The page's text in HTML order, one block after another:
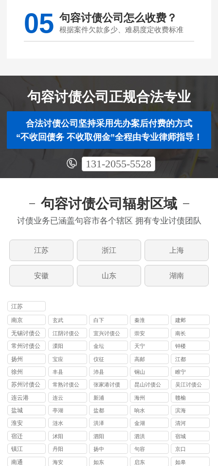
05 句容讨债公司怎么收费？
根据案件欠款多少、难易度定收费标准
句容讨债公司正规合法专业
合法讨债公司坚持采用先办案后付费的方式
“不收回债务 不收取佣金”全程由专业律师指导！
131-2055-5528
句容讨债公司辐射区域
讨债业务已涵盖句容市各个辖区 拥有专业讨债团队
江苏 浙江 上海
安徽 山东 湖南
江苏
南京 玄武 白下 秦淮 建邺
无锡讨债公
司
江阴讨债公
司
宜兴讨债公
司
崇安 南长
常州讨债公
司
溧阳 金坛 天宁 钟楼
扬州 宝应 仪征 高邮 江都
徐州 丰县 沛县 铜山 睢宁
苏州讨债公
司
常熟讨债公
司
张家港讨债
公司
昆山讨债公
司
吴江讨债公
司
连云港 连云 新浦 海州 赣榆
盐城 亭湖 盐都 响水 滨海
淮安 涟水 洪泽 金湖 清河
宿迁 沭阳 泗阳 泗洪 宿城
镇江 丹阳 扬中 句容 京口
南通 海安 如东 启东 如皋